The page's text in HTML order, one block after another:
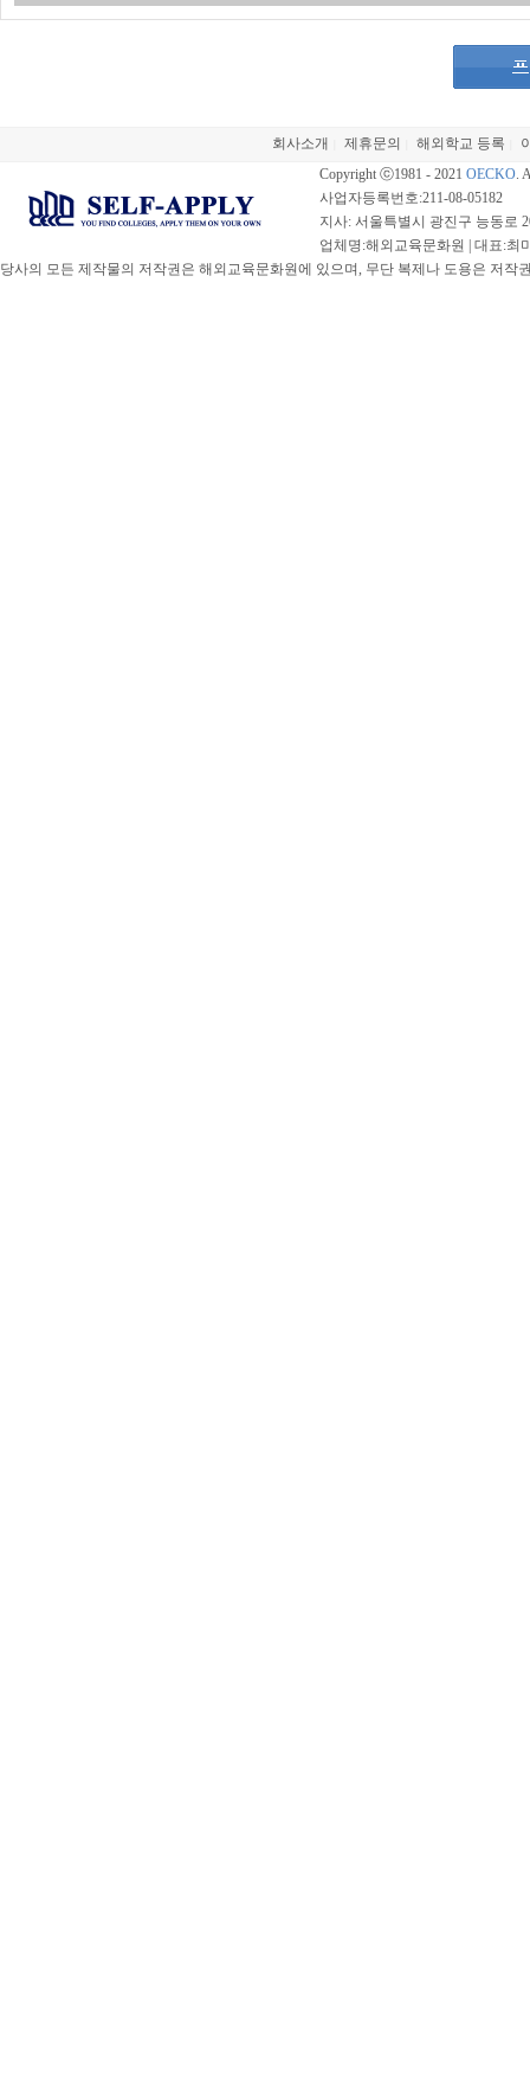
회사소개 제휴문의 해외학교 등록
Copyright ⓒ1981 - 2021 OECKO.
사업자등록번호:211-08-05182
지사: 서울특별시 광진구 능동로
업체명:해외교육문화원 | 대표:최
당사의 모든 제작물의 저작권은 해외교육문화원에 있으며, 무단 복제나 도용은 저